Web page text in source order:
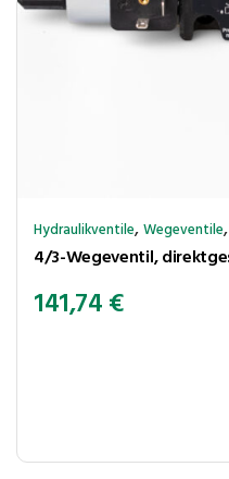
Hydraulikventile,Wegeventile,
141,74€